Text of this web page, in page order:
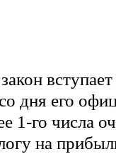
дня его
1-го числа
на